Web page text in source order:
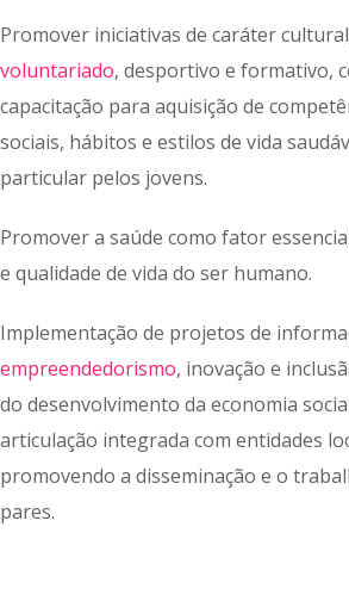
Promover iniciativas de caráter
voluntariado, desportivo e formativo,
capacitação para aquisição de
sociais, hábitos e estilos de vida
particular pelos jovens.
Promover a saúde como fator
e qualidade de vida do ser humano.
Implementação de projetos de
empreendedorismo, inovação e
do desenvolvimento da economia
articulação integrada com entidades
promovendo a disseminação e o
pares.